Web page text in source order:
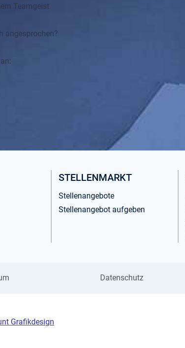
Teamgeist
angesprochen?
STELLENMARKT
Stellenangebote
Stellenangebot aufgeben
Datenschutz
Grafikdesign